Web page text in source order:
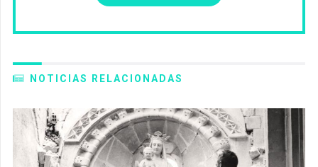
NOTICIAS RELACIONADAS